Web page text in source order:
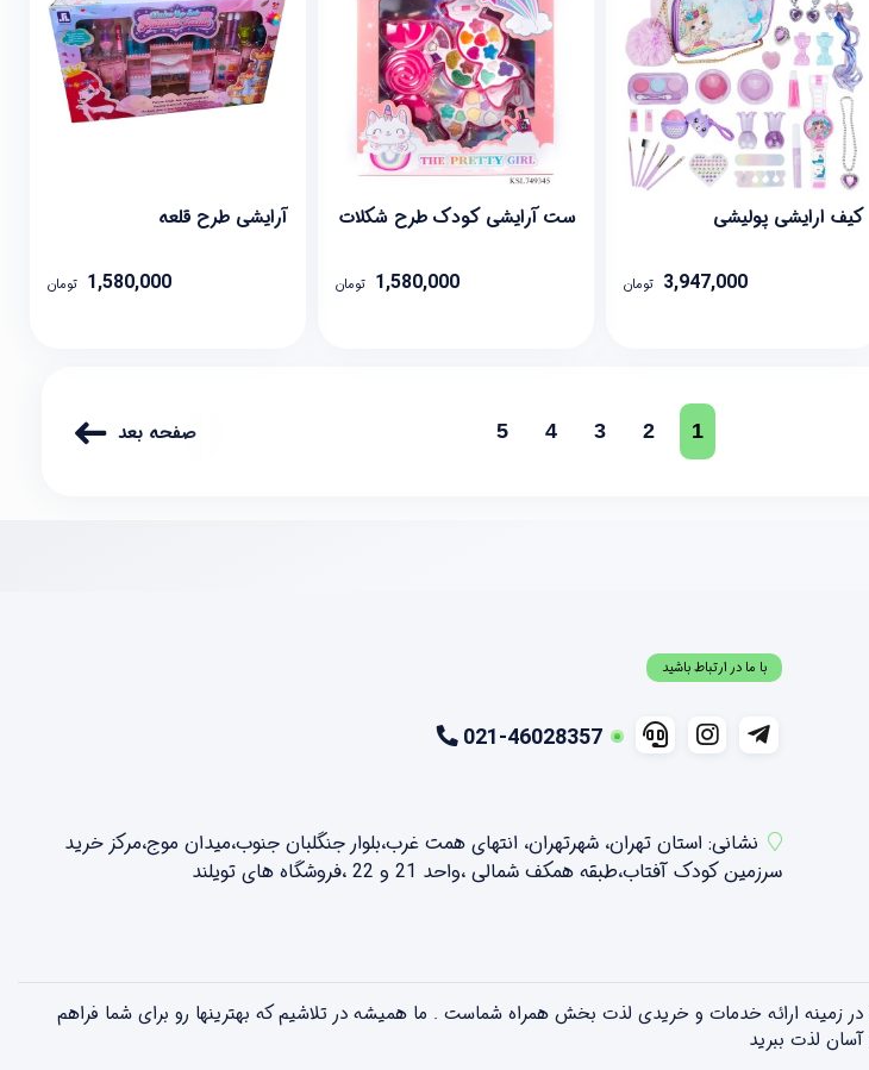
کیف ارایشی پولیشی
3,947,000 تومان
ست آرایشی کودک طرح شکلات
1,580,000 تومان
آرایشی طرح قلعه
1,580,000 تومان
1
2
3
4
5 صفحه بعد
با ما در ارتباط باشید
021-46028357
نشانی: استان تهران، شهرتهران، انتهای همت غرب،بلوار جنگلبان جنوب،میدان موج،مرکز خرید
سرزمین کودک آفتاب،طبقه همکف شمالی ،واحد 21 و 22 ،فروشگاه های تویلند
زمینه کودک همواره در زمینه ارائه خدمات و خریدی لذت بخش همراه شماست . ما همیشه در تلاشیم که بهترینها رو برای شما فراهم
لذت ببرید